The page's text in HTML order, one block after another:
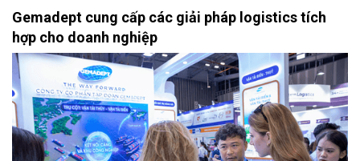
Gemadept cung cấp các giải pháp logistics tích
hợp cho doanh nghiệp